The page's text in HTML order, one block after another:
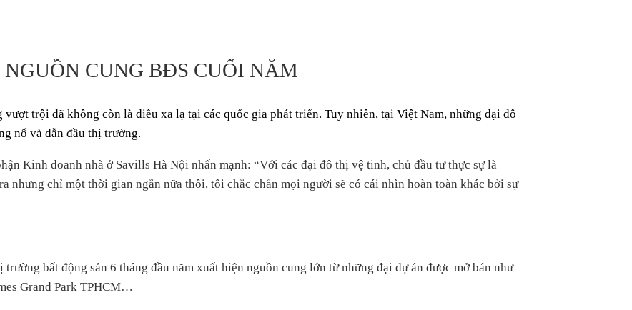
CUNG BĐS CUỐI NĂM
trội đã không còn là điều xa lạ tại các quốc gia phát triển. Tuy nhiên, tại Việt Nam, những đại đô
nổ và dẫn đầu thị trường.
Kinh doanh nhà ở Savills Hà Nội nhấn mạnh: “Với các đại đô thị vệ tinh, chủ đầu tư thực sự là
nhưng chỉ một thời gian ngắn nữa thôi, tôi chắc chắn mọi người sẽ có cái nhìn hoàn toàn khác bởi sự
bất động sản 6 tháng đầu năm xuất hiện nguồn cung lớn từ những đại dự án được mở bán như
Grand Park TPHCM…